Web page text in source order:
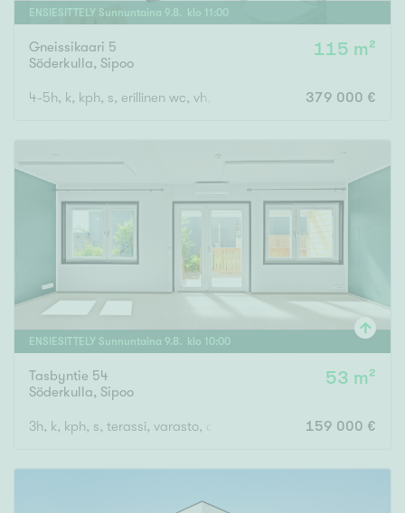
ENSIESITTELY Sunnuntaina 9. 8 . klo 11 :00
Gneissikaari 5
Söderkulla, Sipoo
115 m²
4-5h, k, kph, s, erillinen wc, vh, lasitettu parveke379 000 €
ENSIESITTELY Sunnuntaina 9.8. klo 10:00
Tasbyntie 54
Söderkulla, Sipoo
53 m²
3h, k, kph, s, terassi, varasto, autokatospaikka 159 000 €